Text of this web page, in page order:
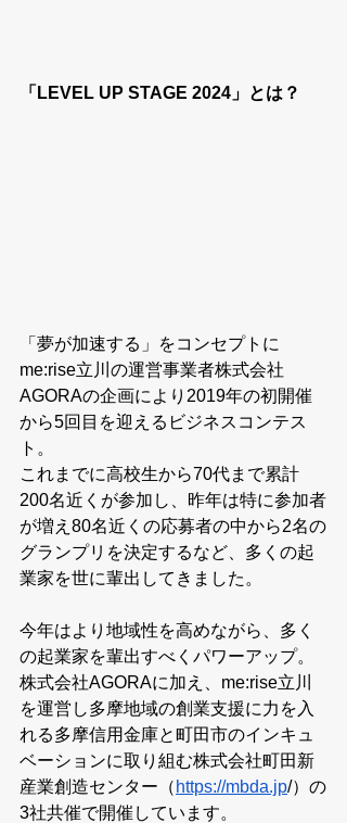
「LEVEL UP STAGE 2024」とは？
「夢が加速する」をコンセプトに
me:rise立川の運営事業者株式会社
AGORAの企画により2019年の初開催
から5回目を迎えるビジネスコンテス
ト。
これまでに高校生から70代まで累計
200名近くが参加し、昨年は特に参加者
が増え80名近くの応募者の中から2名の
グランプリを決定するなど、多くの起
業家を世に輩出してきました。
今年はより地域性を高めながら、多く
の起業家を輩出すべくパワーアップ。
株式会社AGORAに加え、me:rise立川
を運営し多摩地域の創業支援に力を入
れる多摩信用金庫と町田市のインキュ
ベーションに取り組む株式会社町田新
産業創造センター（ https://mbda.jp/）の
3社共催で開催しています。